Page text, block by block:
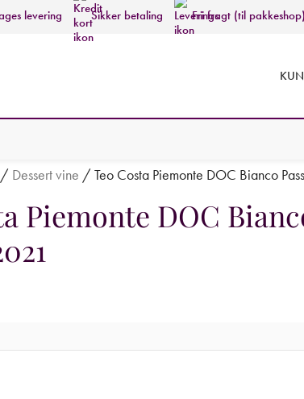
levering Sikker betaling Fri fragt (til
Dessert vine / Teo Costa Piemonte DOC Bianco
Piemonte DOC